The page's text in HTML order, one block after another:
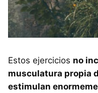
Estos ejercicios no
musculatura propia
estimulan